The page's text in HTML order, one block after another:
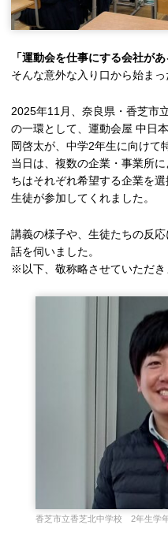
「運動会を仕事にする会社があ
そんな意外な入り口から始ま
2025年11月、奈良県・香芝市
の一環として、運動会屋 中日
岡啓太が、中学2年生に向けて
当日は、複数の企業・事業所
ちはそれぞれ希望する企業を
生徒が参加してくれました。
講義の様子や、生徒たちの反
話を伺いました。
※以下、敬称略させていただき
香芝市立香芝北中学校 2年生学